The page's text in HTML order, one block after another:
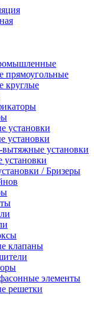
прямоугольные
круглые
установки
установки
установки
/ Бризеры
клапаны
элементы
решетки